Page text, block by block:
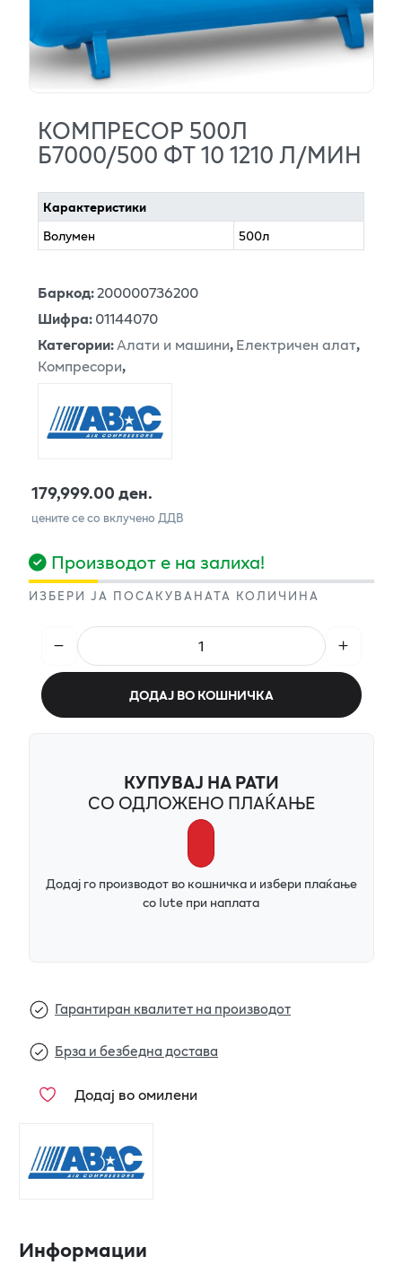
КОМПРЕСОР 500Л
Б7000/500 ФТ 10 1210 Л/МИН
Карактеристики
Волумен
500л
Баркод:200000736200
Шифра:01144070
Категории:Алати и машини,Електричен алат,
Компресори,
179,999.00 ден.
цените се со вклучено ДДВ
Производот е на залиха!
ИЗБЕРИ ЈА ПОСАКУВАНАТА КОЛИЧИНА
ДОДАЈ ВО КОШНИЧКА
КУПУВАЈ НА РАТИ
СО ОДЛОЖЕНО ПЛАЌАЊЕ
Додај го производот во кошничка и избери плаќање
со Iute при наплата
Гарантиран квалитет на производот
Брза и безбедна достава
Додај во омилени
Информации